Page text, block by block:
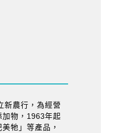
新農行，為經營
物，1963年起
牠」等產品，